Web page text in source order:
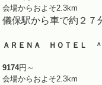
会場からおよそ2.3km
儀保駅から車で約２７
ＡＲＥＮＡ ＨＯＴＥＬ ＾
9174円～
会場からおよそ2.3km